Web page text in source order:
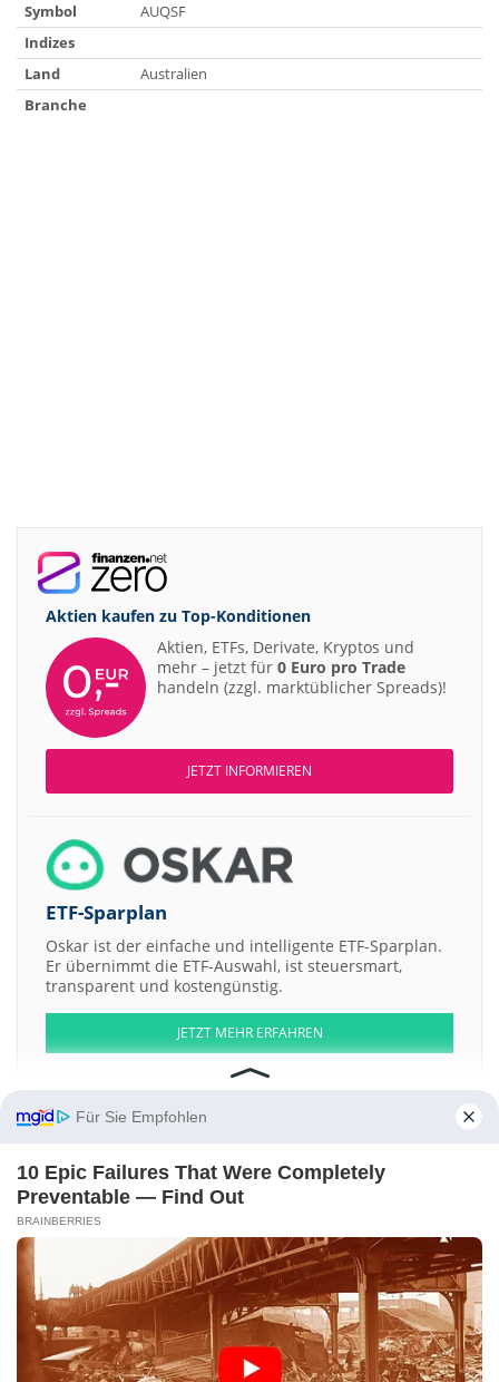
Symbol
AUQSF
Indizes
Land
Australien
Branche
Aktien kaufen zu Top-Konditionen
Aktien, ETFs, Derivate, Kryptos und
mehr – jetzt für 0 Euro pro Trade
handeln (zzgl. marktüblicher Spreads)!
JETZT INFORMIEREN
ETF-Sparplan
Oskar ist der einfache und intelligente ETF-Sparplan.
Er übernimmt die ETF-Auswahl, ist steuersmart,
transparent und kostengünstig.
JETZT MEHR ERFAHREN
Aktien ATX DAX EuroStoxx 50 Dow Jones NASDAQ 100
S&P 500
Stone Resources Australia
Tassal Group LtdShs
Coast Financial
Red Metal LtdShs The Conygar Investment Company
PLCShs
-Impressum-Werbung-Barrierefreiheit
Sitemap-Datenschutz- Disclaimer-AGB -Privatsphäre-Einstellungen
Für Sie Empfohlen
10 Epic Failures That Were Completely
Preventable — Find Out
BRAINBERRIES